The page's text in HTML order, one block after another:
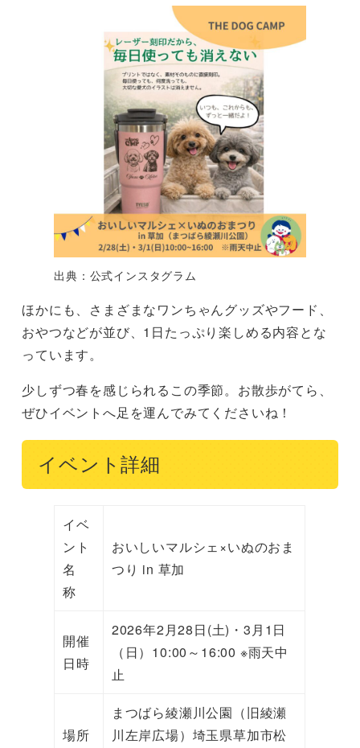
出典：公式インスタグラム
ほかにも、さまざまなワンちゃんグッズやフード、
おやつなどが並び、1日たっぷり楽しめる内容とな
っています。
少しずつ春を感じられるこの季節。お散歩がてら、
ぜひイベントへ足を運んでみてくださいね！
イベント詳細
イベ
ント
名
称
おいしいマルシェ×いぬのおま
つり in 草加
開催
日時
2026年2月28日(土)・3月1日
（日）10:00～16:00 ※雨天中
止
場所
まつばら綾瀬川公園（旧綾瀬
川左岸広場）埼玉県草加市松